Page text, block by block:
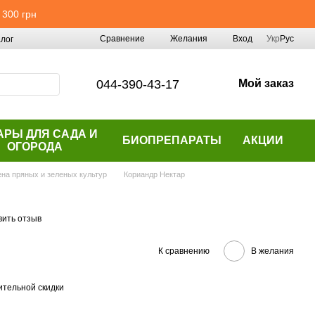
грн
Сравнение Желания Вход УкрРус
044-390-43-17 Мой заказ
ДЛЯ САДА И
ОГОРОДА
БИОПРЕПАРАТЫ АКЦИИ
пряных и зеленых культур Кориандр Нектар
отзыв
К сравнению В желания
скидки